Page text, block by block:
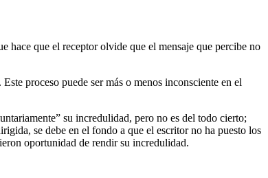
hace que el receptor olvide que el mensaje que percibe no
proceso puede ser más o menos inconsciente en el
su incredulidad, pero no es del todo cierto;
se debe en el fondo a que el escritor no ha puesto los
oportunidad de rendir su incredulidad.